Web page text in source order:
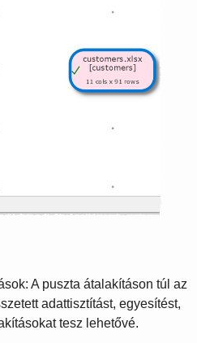
A puszta átalakításon túl az
adattisztítást, egyesítést,
tesz lehetővé.